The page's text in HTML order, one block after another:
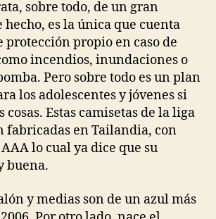
sobre todo, de un gran
es la única que cuenta
protección propio en caso de
incendios, inundaciones o
Pero sobre todo es un plan
los adolescentes y jóvenes si
cosas. Estas camisetas de la liga
fabricadas en Tailandia, con
lo cual ya dice que su
buena.
y medias son de un azul más